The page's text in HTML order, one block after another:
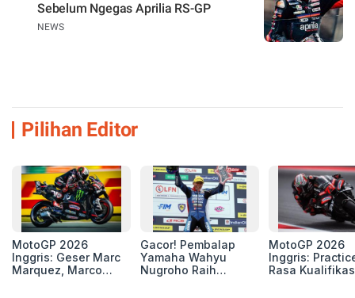
Sebelum Ngegas Aprilia RS-GP
NEWS
Pilihan Editor
MotoGP 2026
Inggris: Geser Marc
Marquez, Marco
Gacor! Pembalap
Yamaha Wahyu
Nugroho Raih
MotoGP 2026
Inggris:
Rasa